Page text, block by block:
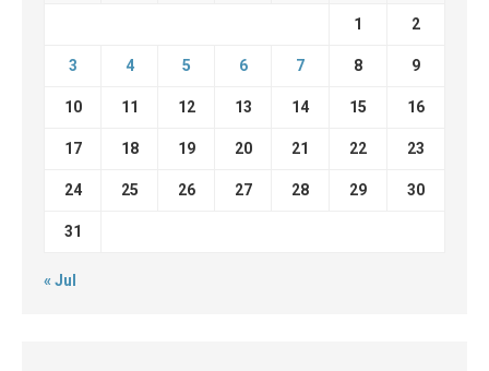
1 2
3 4 5 6 7 8 9
10 11 12 13 14 15 16
17 18 19 20 21 22 23
24 25 26 27 28 29 30
31
« Jul